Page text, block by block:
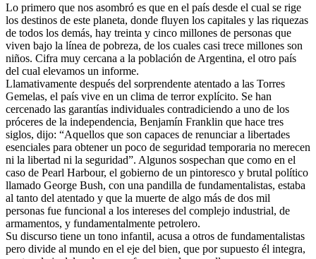
Lo primero que nos asombró es que en el país desde el cual se rige
los destinos de este planeta, donde fluyen los capitales y las riquezas
de todos los demás, hay treinta y cinco millones de personas que
viven bajo la línea de pobreza, de los cuales casi trece millones son
niños. Cifra muy cercana a la población de Argentina, el otro país
del cual elevamos un informe.
Llamativamente después del sorprendente atentado a las Torres
Gemelas, el país vive en un clima de terror explícito. Se han
cercenado las garantías individuales contradiciendo a uno de los
próceres de la independencia, Benjamín Franklin que hace tres
siglos, dijo: “Aquellos que son capaces de renunciar a libertades
esenciales para obtener un poco de seguridad temporaria no merecen
ni la libertad ni la seguridad”. Algunos sospechan que como en el
caso de Pearl Harbour, el gobierno de un pintoresco y brutal político
llamado George Bush, con una pandilla de fundamentalistas, estaba
al tanto del atentado y que la muerte de algo más de dos mil
personas fue funcional a los intereses del complejo industrial, de
armamentos, y fundamentalmente petrolero.
Su discurso tiene un tono infantil, acusa a otros de fundamentalistas
pero divide al mundo en el eje del bien, que por supuesto él integra,